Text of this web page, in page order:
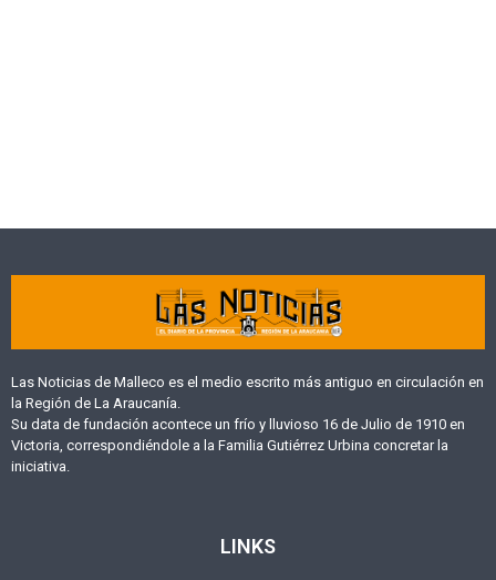
Las Noticias de Malleco es el medio escrito más antiguo en circulación en
la Región de La Araucanía.
Su data de fundación acontece un frío y lluvioso 16 de Julio de 1910 en
Victoria, correspondiéndole a la Familia Gutiérrez Urbina concretar la
iniciativa.
LINKS